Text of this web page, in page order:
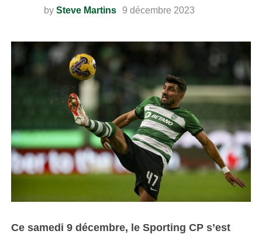
by Steve Martins 9 décembre 2023
Ce samedi 9 décembre, le Sporting CP s’est